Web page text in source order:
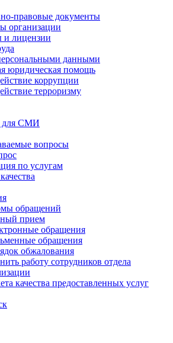
правовые документы
организации
и лицензии
данными
юридическая помощь
коррупции
терроризму
для СМИ
вопросы
по услугам
обращений
прием
обращения
обращения
обжалования
работу сотрудников отдела
качества предоставленных услуг